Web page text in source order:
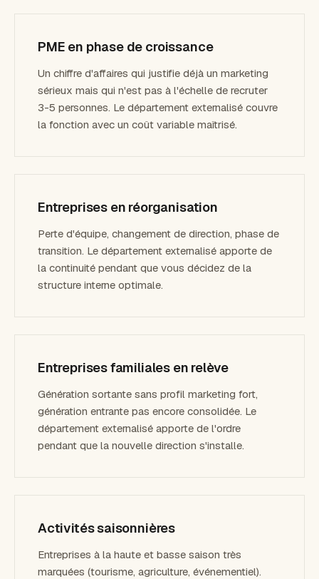
PME en phase de croissance
Un chiffre d'affaires qui justifie déjà un marketing
sérieux mais qui n'est pas à l'échelle de recruter
3-5 personnes. Le département externalisé couvre
la fonction avec un coût variable maîtrisé.
Entreprises en réorganisation
Perte d'équipe, changement de direction, phase de
transition. Le département externalisé apporte de
la continuité pendant que vous décidez de la
structure interne optimale.
Entreprises familiales en relève
Génération sortante sans profil marketing fort,
génération entrante pas encore consolidée. Le
département externalisé apporte de l'ordre
pendant que la nouvelle direction s'installe.
Activités saisonnières
Entreprises à la haute et basse saison très
marquées (tourisme, agriculture, événementiel).